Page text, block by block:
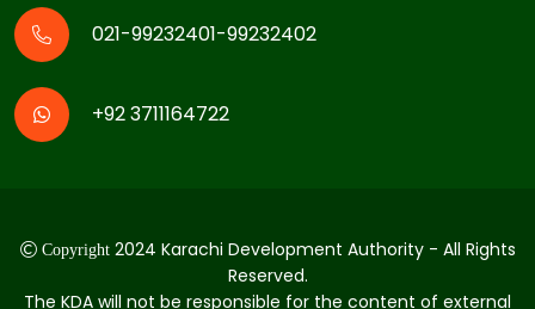
021-99232401-99232402
+92 3711164722
Copyright2024 Karachi Development Authority - All Rights
Reserved.
The KDA will not be responsible for the content of external